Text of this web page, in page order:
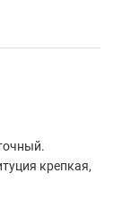
крепкая,